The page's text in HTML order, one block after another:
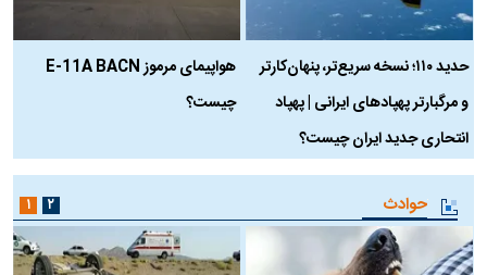
حدید ۱۱۰؛ نسخه سریع‌تر، پنهان‌کارتر
و مرگبارتر پهپادهای ایرانی | پهپاد
انتحاری جدید ایران چیست؟
هواپیمای مرموز E-11A BACN
چیست؟
حوادث ۱ ۲